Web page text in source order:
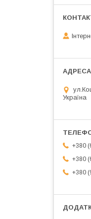
Україна
+380
+380
+380